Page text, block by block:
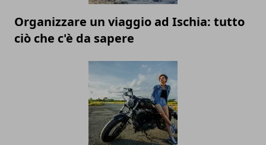
Organizzare un viaggio ad Ischia: tutto
ciò che c'è da sapere